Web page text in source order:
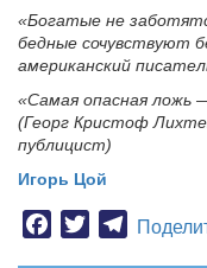
«Богатые не
бедные сочувствуют
американский
«Самая опасная ложь
(Георг Кристоф
публицист)
Игорь Цой
Facebook
TwitterTelegram